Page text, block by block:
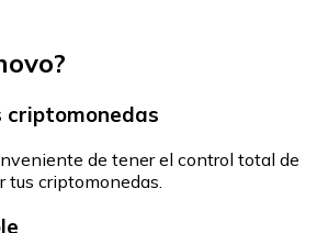
criptomonedas
de tener el control total de
tus criptomonedas.